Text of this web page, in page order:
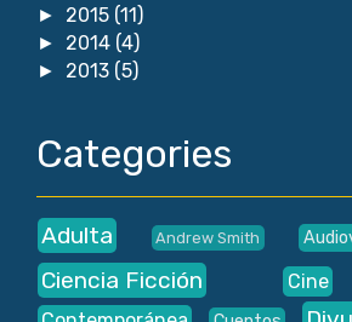
► 2015 (11)
► 2014 (4)
► 2013 (5)
Categories
Adulta Andrew Smith
Ciencia Ficción Cine